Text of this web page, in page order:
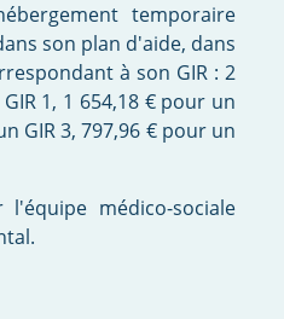
temporaire
son plan d'aide, dans
à son GIR : 2
1, 1 654,18 € pour un
GIR 3, 797,96 € pour un
médico-sociale